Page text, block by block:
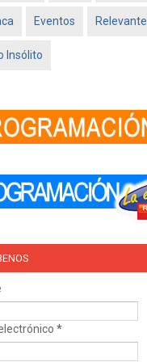
Eventos Relevante
Insólito
*